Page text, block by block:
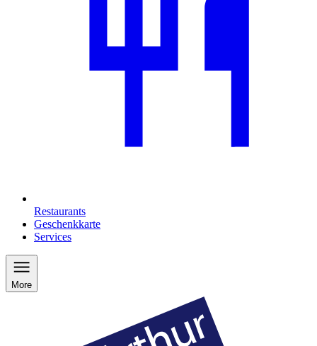
Restaurants
Geschenkkarte
Services
More